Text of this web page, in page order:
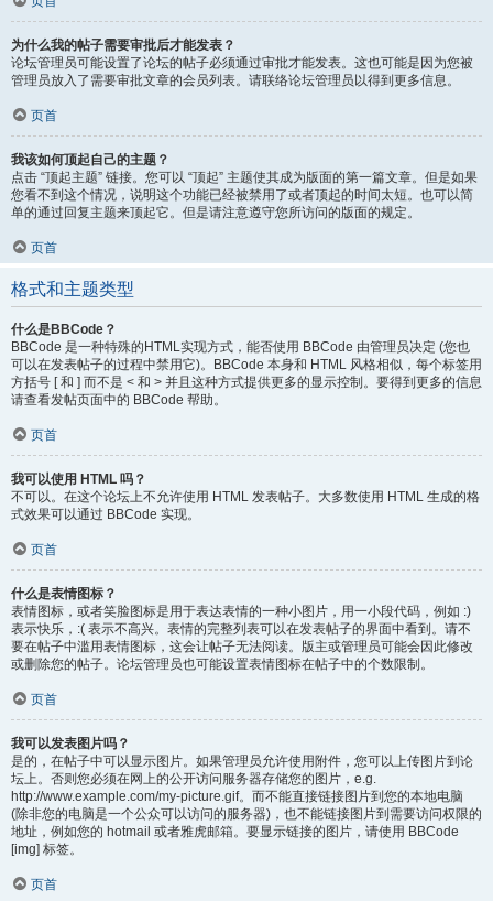
为什么我的帖子需要审批后才能发表？
论坛管理员可能设置了论坛的帖子必须通过审批才能发表。这也可能是因为您被
管理员放入了需要审批文章的会员列表。请联络论坛管理员以得到更多信息。
页首
我该如何顶起自己的主题？
点击 “顶起主题” 链接。您可以 “顶起” 主题使其成为版面的第一篇文章。但是如果
您看不到这个情况，说明这个功能已经被禁用了或者顶起的时间太短。也可以简
单的通过回复主题来顶起它。但是请注意遵守您所访问的版面的规定。
页首
格式和主题类型
什么是BBCode？
BBCode 是一种特殊的HTML实现方式，能否使用 BBCode 由管理员决定 (您也
可以在发表帖子的过程中禁用它)。BBCode 本身和 HTML 风格相似，每个标签用
方括号 [ 和 ] 而不是 < 和 > 并且这种方式提供更多的显示控制。要得到更多的信息
请查看发帖页面中的 BBCode 帮助。
页首
我可以使用 HTML 吗？
不可以。在这个论坛上不允许使用 HTML 发表帖子。大多数使用 HTML 生成的格
式效果可以通过 BBCode 实现。
页首
什么是表情图标？
表情图标，或者笑脸图标是用于表达表情的一种小图片，用一小段代码，例如 :)
表示快乐，:( 表示不高兴。表情的完整列表可以在发表帖子的界面中看到。请不
要在帖子中滥用表情图标，这会让帖子无法阅读。版主或管理员可能会因此修改
或删除您的帖子。论坛管理员也可能设置表情图标在帖子中的个数限制。
页首
我可以发表图片吗？
是的，在帖子中可以显示图片。如果管理员允许使用附件，您可以上传图片到论
坛上。否则您必须在网上的公开访问服务器存储您的图片，e.g.
http://www.example.com/my-picture.gif。而不能直接链接图片到您的本地电脑
(除非您的电脑是一个公众可以访问的服务器)，也不能链接图片到需要访问权限的
地址，例如您的 hotmail 或者雅虎邮箱。要显示链接的图片，请使用 BBCode
[img] 标签。
页首